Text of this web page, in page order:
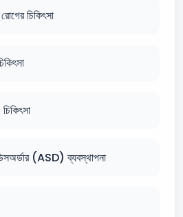
চিকিৎসা
(ASD) ব্যবস্থাপনা